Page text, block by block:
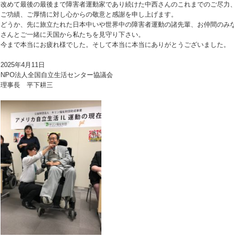
改めて最後の最後まで障害者運動家であり続けた中西さんのこれま でのご尽力
ご功績、 ご厚情に対し心からの敬意と感謝を申し上げます。
どうか、先に旅立たれた日本中いや世界中の障害者運動の諸先輩、 お仲間のみ
さんとご一緒に天国から私たちを見守り下さい。
今まで本当にお疲れ様でした。 そして本当に本当にありがとうございました。
2025年4月11日
NPO法人全国自立生活センター協議会
理事長 平下耕三